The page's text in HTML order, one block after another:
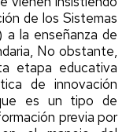
de los Sistemas
la enseñanza de
No obstante,
etapa educativa
de innovación
es un tipo de
previa por